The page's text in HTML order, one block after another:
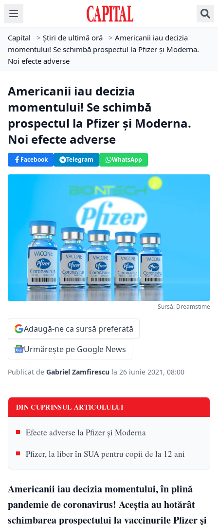
Capital > Știri de ultimă oră > Americanii iau decizia
momentului! Se schimbă prospectul la Pfizer şi Moderna.
Noi efecte adverse
Americanii iau decizia
momentului! Se schimbă
prospectul la Pfizer şi Moderna.
Noi efecte adverse
Facebook Telegram WhatsApp
Sursă: Dreamstime
Adaugă-ne ca sursă preferată
Urmărește pe Google News
Publicat de Gabriel Zamfirescu la 26 iunie 2021, 08:00
DIN CUPRINSUL ARTICOLULUI
Efecte adverse la Pfizer şi Moderna
Pfizer, la liber în SUA pentru copii de la 12 ani
Americanii iau decizia momentului, în plină
pandemie de coronavirus! Aceştia au hotărât
schimbarea prospectului la vaccinurile Pfizer şi